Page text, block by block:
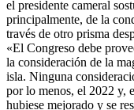
el presidente cameral
principalmente, de la
través de otro prisma
«El Congreso debe
la consideración de la
isla. Ninguna
por lo menos, el 2022 y,
hubiese mejorado y se